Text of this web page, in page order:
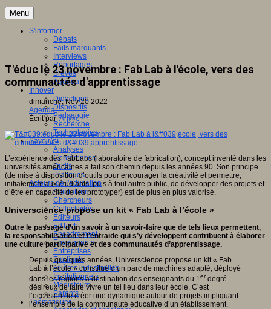
Menu
S'informer
Débats
Faits marquants
Interviews
Reportages
Brèves
Agenda
Innover
Didactique
Dispositifs
Pédagogie
Recherche
Technologies
Savoir(s)
Analyses
Conférences
Outils
Pratiques
Acteurs de l'éducation
Animateurs
Chercheurs
Collectivités
Editeurs
EdTech
Encadrement
Enseignants
Entreprises
Etudiants
Filières industrielles
Institutionnels
Médiateurs
Parents
Thématiques
T'éduc le 23 novembre : Fab Lab à l'école, vers des
communautés d'apprentissage
dimanche, Nov 20 2022
Agenda
Écrit parAn@é
L’expérience des FabLabs (laboratoire de fabrication), concept inventé dans les
universités américaines a fait son chemin depuis les années 90. Son principe
(de mise à disposition d’outils pour encourager la créativité et permettre,
initialement aux étudiants, puis à tout autre public, de développer des projets et
d’être en capacité de les prototyper) est de plus en plus valorisé.
Universcience propose un kit « Fab Lab à l’école »
Outre le passage d’un savoir à un savoir-faire que de tels lieux permettent,
la responsabilisation et l’entraide qui s’y développent contribuent à élaborer
une culture participative et des communautés d’apprentissage.
Depuis quelques années, Universcience propose un kit « Fab
Lab à l’école » constitué d’un parc de machines adapté, déployé
dans les régions à destination des enseignants du 1er degré
désireux de faire vivre un tel lieu dans leur école. C’est
l’occasion de créer une dynamique autour de projets impliquant
l’ensemble de la communauté éducative d’un établissement.